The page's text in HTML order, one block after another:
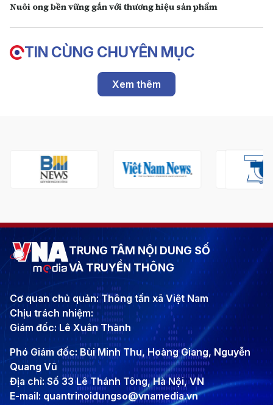
TIN CÙNG CHUYÊN MỤC
Xem thêm
Nuôi ong bền vững gắn với thương hiệu sản phẩm
TRUNG TÂM NỘI DUNG SỐ
VÀ TRUYỀN THÔNG
Cơ quan chủ quản: Thông tấn xã Việt Nam
Chịu trách nhiệm:
Giám đốc: Lê Xuân Thành
Phó Giám đốc: Bùi Minh Thu, Hoàng Giang, Nguyễn
Quang Vũ
Địa chỉ: Số 33 Lê Thánh Tông, Hà Nội, VN
E-mail: quantrinoidungso@vnamedia.vn